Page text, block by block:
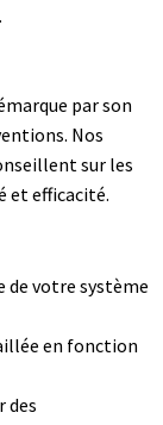
par son
Nos
sur les
et efficacité.
de votre système
en fonction
des